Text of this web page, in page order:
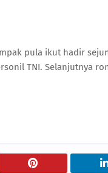
pula ikut hadir
TNI. Selanjutnya